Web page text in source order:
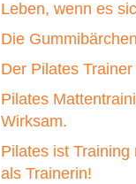
Leben, wenn es
Die
Der Pilates
Pilates
Wirksam.
Pilates ist Training
als Trainerin!